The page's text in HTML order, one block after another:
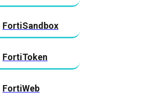
FortiSandbox
FortiToken
FortiWeb